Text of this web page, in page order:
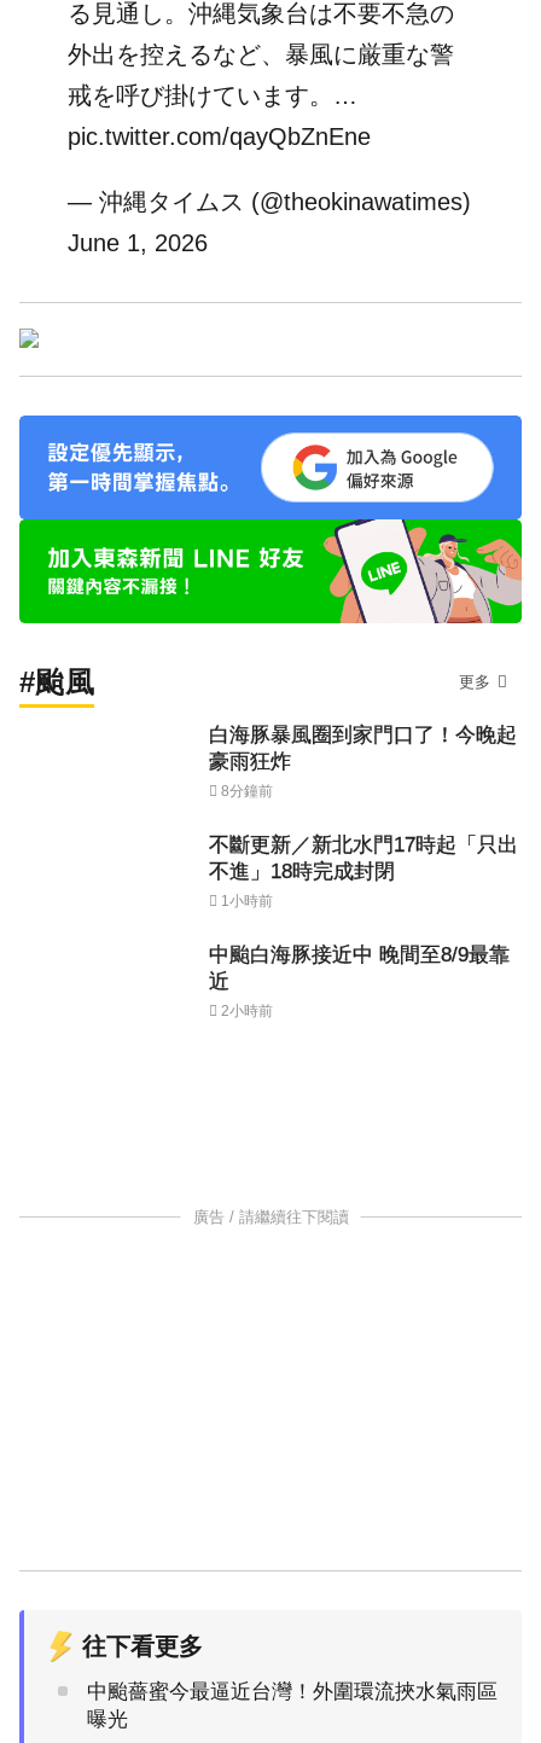
る見通し。沖縄気象台は不要不急の
外出を控えるなど、暴風に厳重な警
戒を呼び掛けています。…
pic.twitter.com/qayQbZnEne
— 沖縄タイムス (@theokinawatimes)
June 1, 2026
#颱風 更多
白海豚暴風圈到家門口了！今晚起
豪雨狂炸
8分鐘前
不斷更新／新北水門17時起「只出
不進」18時完成封閉
1小時前
中颱白海豚接近中 晚間至8/9最靠
近
2小時前
廣告 / 請繼續往下閱讀
往下看更多
中颱薔蜜今最逼近台灣！外圍環流挾水氣雨區
曝光